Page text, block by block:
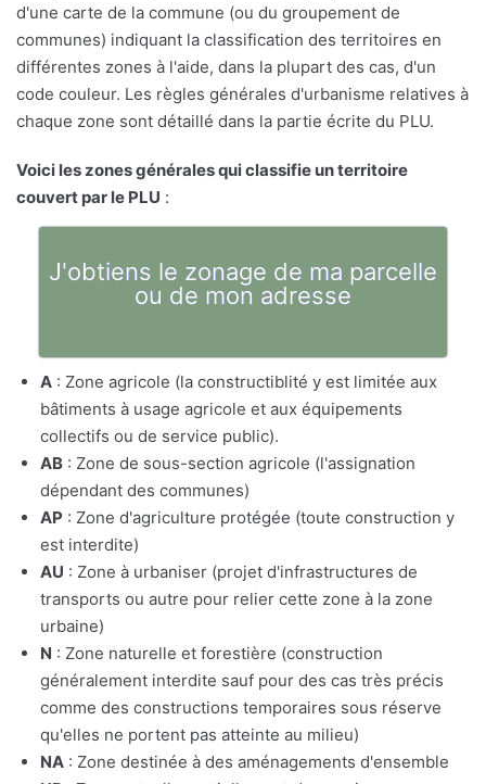
d'une carte de la commune (ou du groupement de
communes) indiquant la classification des territoires en
différentes zones à l'aide, dans la plupart des cas, d'un
code couleur. Les règles générales d'urbanisme relatives à
chaque zone sont détaillé dans la partie écrite du PLU.
Voici les zones générales qui classifie un territoire
couvert par le PLU :
J'obtiens le zonage de ma parcelle
ou de mon adresse
A : Zone agricole (la constructiblité y est limitée aux
bâtiments à usage agricole et aux équipements
collectifs ou de service public).
AB : Zone de sous-section agricole (l'assignation
dépendant des communes)
AP : Zone d'agriculture protégée (toute construction y
est interdite)
AU : Zone à urbaniser (projet d'infrastructures de
transports ou autre pour relier cette zone à la zone
urbaine)
N : Zone naturelle et forestière (construction
généralement interdite sauf pour des cas très précis
comme des constructions temporaires sous réserve
qu'elles ne portent pas atteinte au milieu)
NA : Zone destinée à des aménagements d'ensemble